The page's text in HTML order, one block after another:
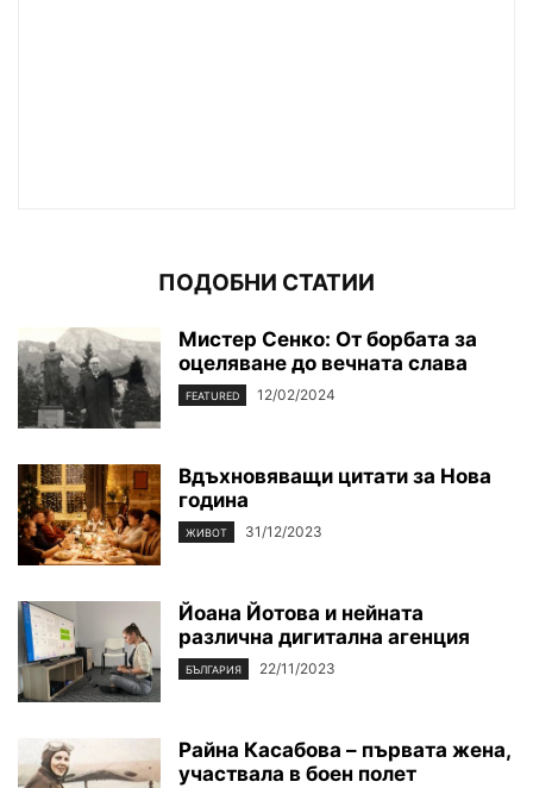
ПОДОБНИ СТАТИИ
Мистер Сенко: От борбата за
оцеляване до вечната слава
FEATURED 12/02/2024
Вдъхновяващи цитати за Нова
година
ЖИВОТ 31/12/2023
Йоана Йотова и нейната
различна дигитална агенция
БЪЛГАРИЯ 22/11/2023
Райна Касабова – първата жена,
участвала в боен полет